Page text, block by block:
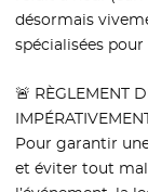
désormais
spécialisées
🚨 RÈGLEMENT
Pour garantir
et éviter tout